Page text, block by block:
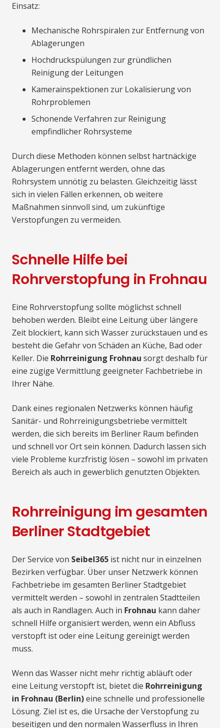
Einsatz:
Mechanische Rohrspiralen zur Entfernung von
Ablagerungen
Hochdruckspülungen zur gründlichen
Reinigung der Leitungen
Kamerainspektionen zur Lokalisierung von
Rohrproblemen
Schonende Verfahren zur Reinigung
empfindlicher Rohrsysteme
Durch diese Methoden können selbst hartnäckige
Ablagerungen entfernt werden, ohne das
Rohrsystem unnötig zu belasten. Gleichzeitig lässt
sich in vielen Fällen erkennen, ob weitere
Maßnahmen sinnvoll sind, um zukünftige
Verstopfungen zu vermeiden.
Schnelle Hilfe bei
Rohrverstopfung in Frohnau
Eine Rohrverstopfung sollte möglichst schnell
behoben werden. Bleibt eine Leitung über längere
Zeit blockiert, kann sich Wasser zurückstauen und es
besteht die Gefahr von Schäden an Küche, Bad oder
Keller. Die Rohrreinigung Frohnau sorgt deshalb für
eine zügige Vermittlung geeigneter Fachbetriebe in
Ihrer Nähe.
Dank eines regionalen Netzwerks können häufig
Sanitär- und Rohrreinigungsbetriebe vermittelt
werden, die sich bereits im Berliner Raum befinden
und schnell vor Ort sein können. Dadurch lassen sich
viele Probleme kurzfristig lösen – sowohl im privaten
Bereich als auch in gewerblich genutzten Objekten.
Rohrreinigung im gesamten
Berliner Stadtgebiet
Der Service von Seibel365 ist nicht nur in einzelnen
Bezirken verfügbar. Über unser Netzwerk können
Fachbetriebe im gesamten Berliner Stadtgebiet
vermittelt werden – sowohl in zentralen Stadtteilen
als auch in Randlagen. Auch in Frohnau kann daher
schnell Hilfe organisiert werden, wenn ein Abfluss
verstopft ist oder eine Leitung gereinigt werden
muss.
Wenn das Wasser nicht mehr richtig abläuft oder
eine Leitung verstopft ist, bietet die Rohrreinigung
in Frohnau (Berlin)eine schnelle und professionelle
Lösung. Ziel ist es, die Ursache der Verstopfung zu
beseitigen und den normalen Wasserfluss in Ihren